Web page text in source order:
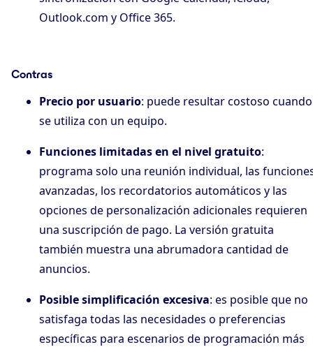
Outlook.com y Office 365.
Contras
Precio por usuario: puede resultar costoso cuando
se utiliza con un equipo.
Funciones limitadas en el nivel gratuito:
programa solo una reunión individual, las
avanzadas, los recordatorios automáticos y las
opciones de personalización adicionales requieren
una suscripción de pago. La versión gratuita
también muestra una abrumadora cantidad de
anuncios.
Posible simplificación excesiva: es posible que no
satisfaga todas las necesidades o preferencias
específicas para escenarios de programación más